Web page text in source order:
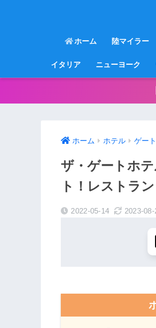
ホーム 陸マイラー
イタリア ニューヨーク
ホーム ホテル ゲー
ザ・ゲートホ
ト！レストラ
2022-05-14 2023-08-